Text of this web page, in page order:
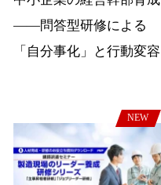
――問答型研修による
「自分事化」と行動変容
NEW